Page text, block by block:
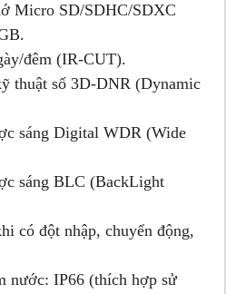
Micro SD/SDHC/SDXC
đêm (IR-CUT).
thuật số 3D-DNR (Dynamic
sáng Digital WDR (Wide
sáng BLC (BackLight
có đột nhập, chuyển động,
nước: IP66 (thích hợp sử